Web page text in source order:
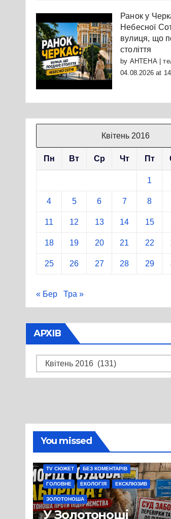
Ранок у
Небесної
вулиця, що
століття
by АНТЕНА |
04.08.2026 at
Квітень 2016
Пн Вт Ср Чт Пт
1
4 5 6 7 8
11 12 13 14 15
18 19 20 21 22
25 26 27 28 29
« Бер Тра »
АРХІВ
Архів
You missed
TV СЮЖЕТ БЕЗ КОМЕНТАРІВ
ГОЛОВНЕ ЕКОЛОГІЯ ЕКСКЛЮЗИВ
ЗОЛОТОНОША
У Золотоноші